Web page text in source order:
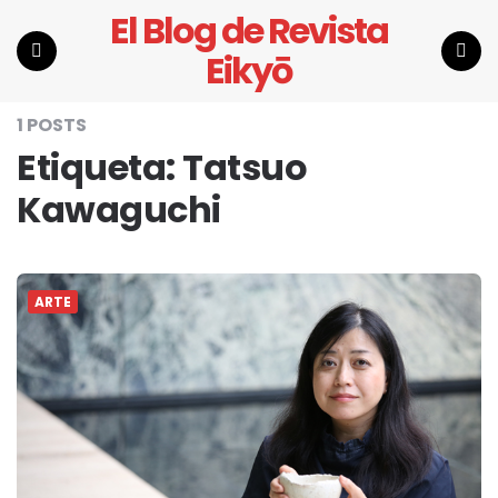
El Blog de Revista
Eikyō
1 POSTS
Etiqueta:Tatsuo
Kawaguchi
ARTE